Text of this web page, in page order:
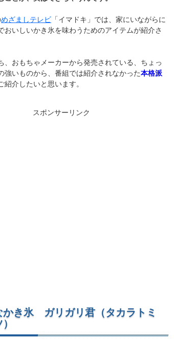
めざましテレビ 「イマドキ」では、家にいながらに
おいしいかき氷を味わうためのアイテムが紹介さ
、おもちゃメーカーから発売されている、ちょっ
強いものから、番組では紹介されなかった本格派
紹介したいと思います。
スポンサーリンク
かき氷 ガリガリ君（タカラトミ